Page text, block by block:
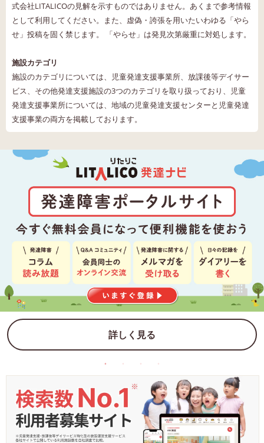
式会社LITALICOの見解を示すものではありません。あくまで参考情報
として利用してください。また、虚偽・誇張を用いたいわゆる「やら
せ」投稿を固く禁じます。 「やらせ」は発見次第厳重に対処します。
施設カテゴリ
施設のカテゴリについては、児童発達支援事業所、放課後等デイサー
ビス、その他発達支援施設の3つのカテゴリを取り扱っており、児童
発達支援事業所については、地域の児童発達支援センターと児童発達
支援事業の両方を掲載しております。
詳しく見る